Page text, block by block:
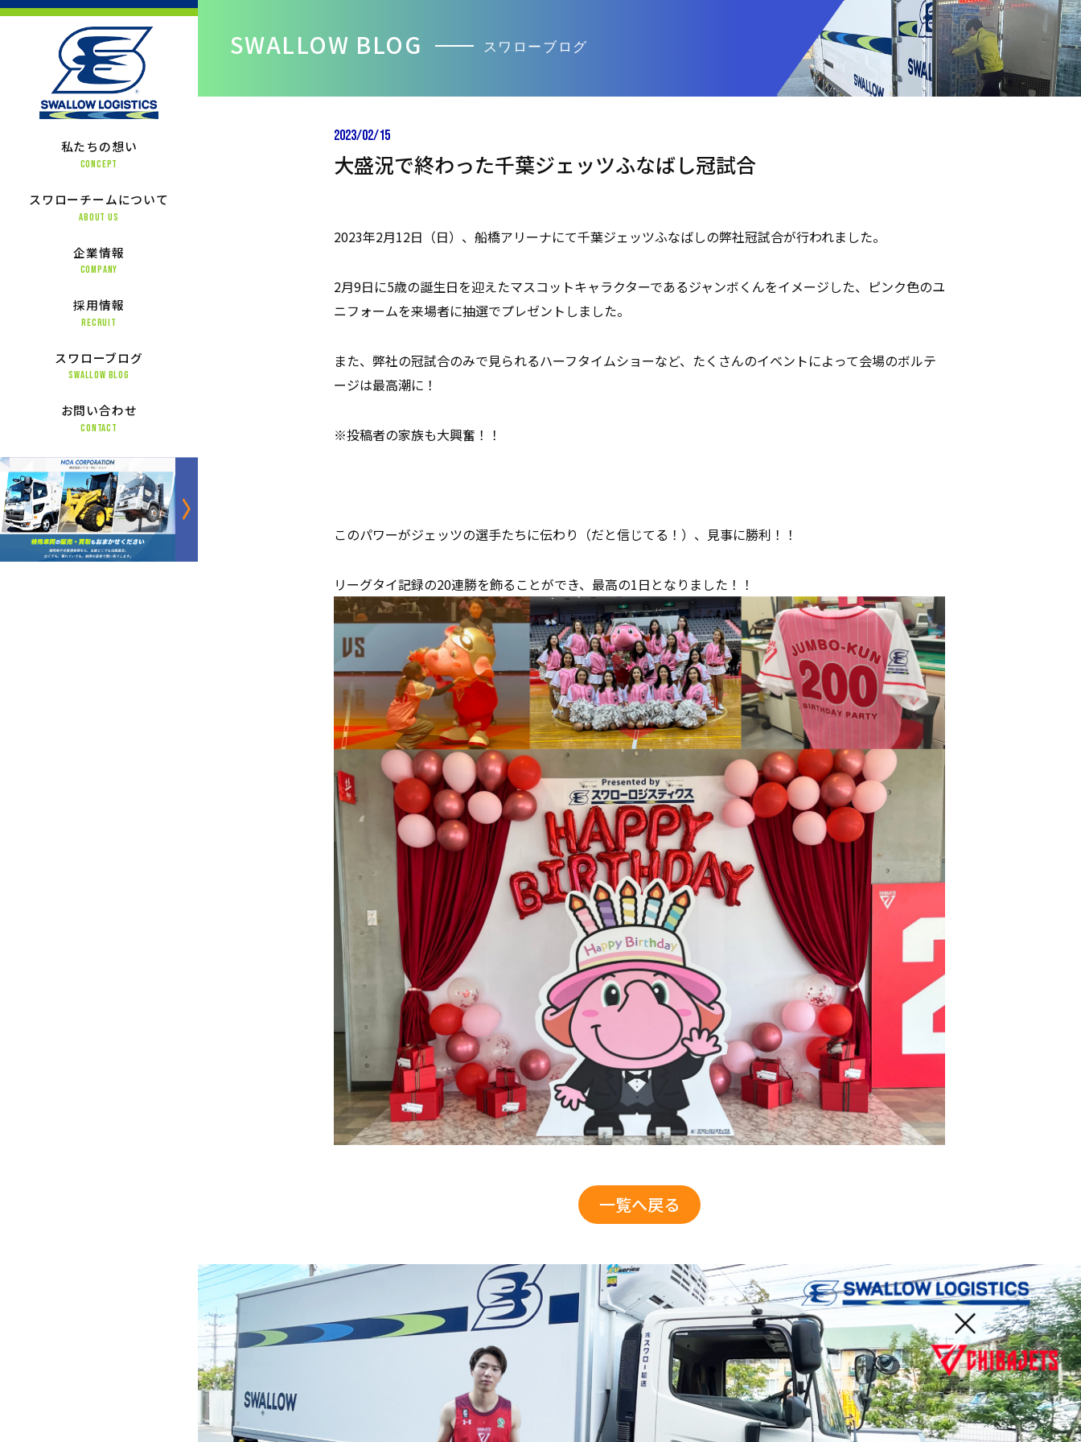
私たちの想い
CONCEPT
スワローチームについて
ABOUT US
企業情報
COMPANY
採用情報
RECRUIT
スワローブログ
SWALLOW BLOG
お問い合わせ
CONTACT
SWALLOW BLOG スワローブログ
2023/02/15
大盛況で終わった千葉ジェッツふなばし冠試合
2023年2月12日（日）、船橋アリーナにて千葉ジェッツふなばしの弊社冠試合が行われました。
2月9日に5歳の誕生日を迎えたマスコットキャラクターであるジャンボくんをイメージした、ピンク色のユ
ニフォームを来場者に抽選でプレゼントしました。
また、弊社の冠試合のみで見られるハーフタイムショーなど、たくさんのイベントによって会場のボルテ
ージは最高潮に！
※投稿者の家族も大興奮！！
このパワーがジェッツの選手たちに伝わり（だと信じてる！）、見事に勝利！！
リーグタイ記録の20連勝を飾ることができ、最高の1日となりました！！
一覧へ戻る